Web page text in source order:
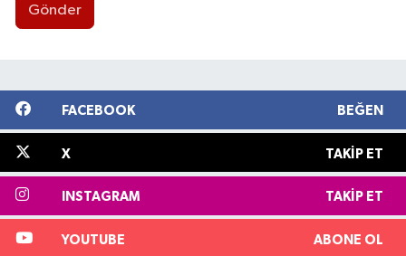
Gönder
FACEBOOK BEĞEN
X TAKIP ET
INSTAGRAM TAKIP ET
YOUTUBE ABONE OL